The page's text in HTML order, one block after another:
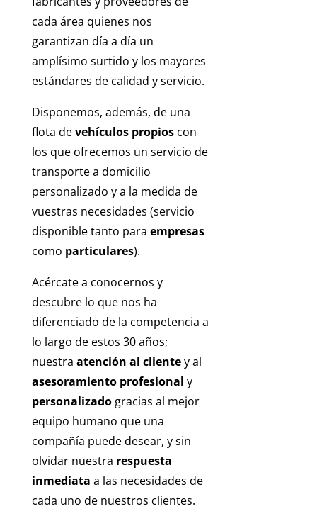
cada área quienes nos
garantizan día a día un
amplísimo surtido y los mayores
estándares de calidad y servicio.
Disponemos, además, de una
flota devehículos propioscon
los que ofrecemos un servicio de
transporte a domicilio
personalizado y a la medida de
vuestras necesidades (servicio
disponible tanto para empresas
como particulares).
Acércate a conocernos y
descubre lo que nos ha
diferenciado de la competencia a
lo largo de estos 30 años;
nuestra atención al clientey al
asesoramiento profesional y
personalizadogracias al mejor
equipo humano que una
compañía puede desear, y sin
olvidar nuestra respuesta
inmediata a las necesidades de
cada uno de nuestros clientes.